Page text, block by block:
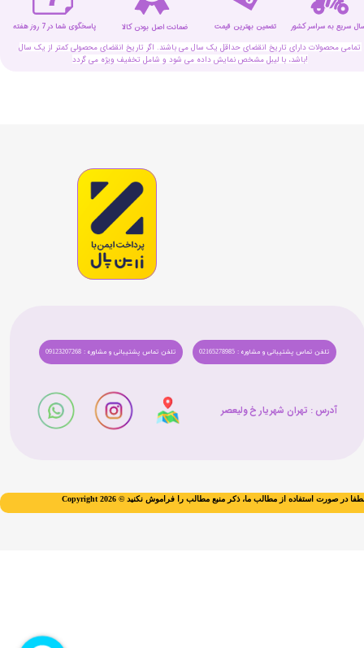
تمامی محصولات دارای تاریخ انقضای حداقل یک سال می باشند. اگر تاریخ انقضای محصولی کمتر از یک سال
باشد، با لیبل مشخص نمایش داده می شود و شامل تخفیف ویژه می گردد!
ضمانت اصل بودن کالا تضمین بهترین قیمت پاسخگوی شما در 7 روز هفته سریع به سراسر کشور
تلفن تماس پشتیبانی و مشاوره : 09123207268 تلفن تماس پشتیبانی و مشاوره : 02165278985
آدرس : تهران شهریار خ ولیعصر​​​​​​​